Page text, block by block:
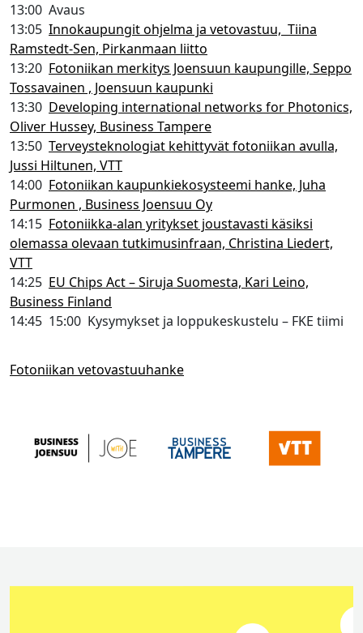
13:00 Avaus
13:05 Innokaupungit ohjelma ja vetovastuu, Tiina
Ramstedt-Sen, Pirkanmaan liitto
13:20 Fotoniikan merkitys Joensuun kaupungille, Seppo
Tossavainen , Joensuun kaupunki
13:30 Developing international networks for Photonics,
Oliver Hussey, Business Tampere
13:50 Terveysteknologiat kehittyvät fotoniikan avulla,
Jussi Hiltunen, VTT
14:00 Fotoniikan kaupunkiekosysteemi hanke, Juha
Purmonen , Business Joensuu Oy
14:15 Fotoniikka-alan yritykset joustavasti käsiksi
olemassa olevaan tutkimusinfraan, Christina Liedert,
VTT
14:25 EU Chips Act – Siruja Suomesta, Kari Leino,
Business Finland
14:45 15:00 Kysymykset ja loppukeskustelu – FKE tiimi
Fotoniikan vetovastuuhanke